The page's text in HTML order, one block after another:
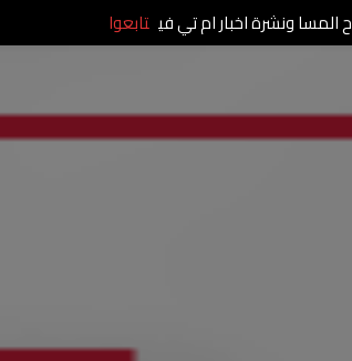
المسا ونشرة اخبار ام تي في تابعوا